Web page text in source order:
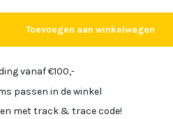
Toevoegen aan winkelwagen
vanaf €100,-
passen in de winkel
met track & trace code!